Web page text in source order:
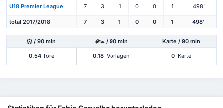
U18 Premier League 7 3 1 0 0 1 498'
total 2017/2018 7 3 1 0 0 1 498'
/ 90 min / 90 min Karte / 90 min
0.54Tore 0.18 Vorlagen 0 Karte